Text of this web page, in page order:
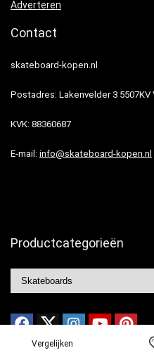
Vergelijken
Adverteren
Contact
skateboard-kopen.nl
Postadres: Lakenvelder 3 5507KV
KVK: 88360687
E-mail: info@skateboard-kopen.nl
Productcategorieën